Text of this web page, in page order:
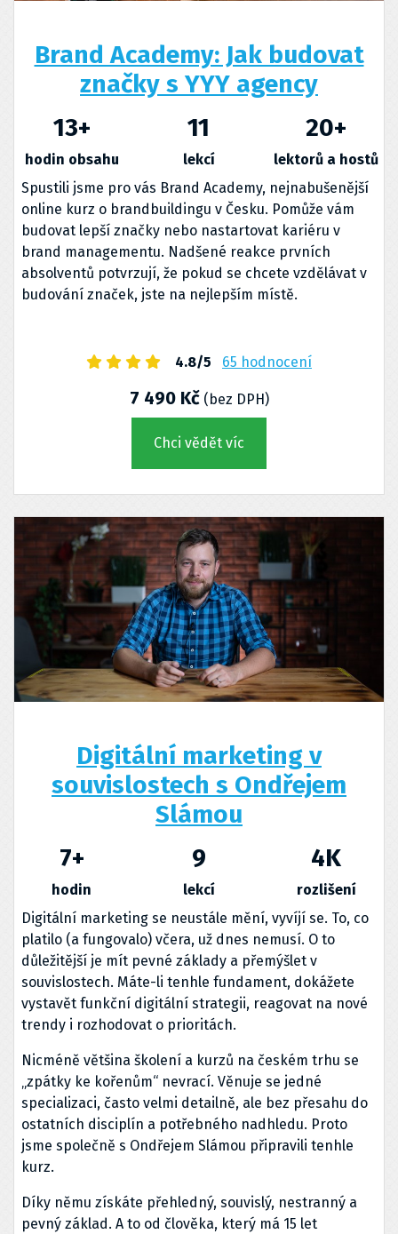
Brand Academy: Jak budovat
značky s YYY agency
13+
hodin obsahu
11
lekcí
20+
lektorů a hostů
Spustili jsme pro vás Brand Academy, nejnabušenější
online kurz o brandbuildingu v Česku. Pomůže vám
budovat lepší značky nebo nastartovat kariéru v
brand managementu. Nadšené reakce prvních
absolventů potvrzují, že pokud se chcete vzdělávat v
budování značek, jste na nejlepším místě.
4.8/5 65 hodnocení
7 490 Kč(bez DPH)
Chci vědět víc
Digitální marketing v
souvislostech s Ondřejem
Slámou
7+
hodin
9
lekcí
4K
rozlišení
Digitální marketing se neustále mění, vyvíjí se. To, co
platilo (a fungovalo) včera, už dnes nemusí. O to
důležitější je mít pevné základy a přemýšlet v
souvislostech. Máte-li tenhle fundament, dokážete
vystavět funkční digitální strategii, reagovat na nové
trendy i rozhodovat o prioritách.
Nicméně většina školení a kurzů na českém trhu se
„zpátky ke kořenům“ nevrací. Věnuje se jedné
specializaci, často velmi detailně, ale bez přesahu do
ostatních disciplín a potřebného nadhledu. Proto
jsme společně s Ondřejem Slámou připravili tenhle
kurz.
Díky němu získáte přehledný, souvislý, nestranný a
pevný základ. A to od člověka, který má 15 let